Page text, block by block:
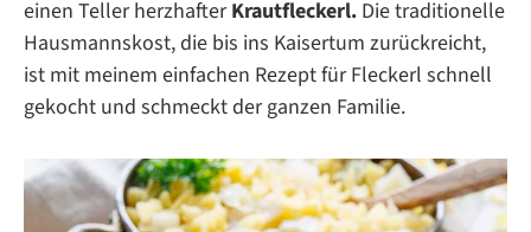
einen Teller herzhafterKrautfleckerl. Die traditionelle
Hausmannskost, die bis ins Kaisertum zurückreicht,
ist mit meinem einfachen Rezept für Fleckerl schnell
gekocht und schmeckt der ganzen Familie.